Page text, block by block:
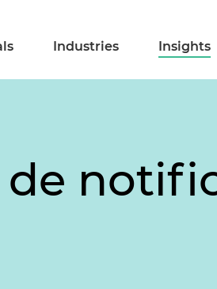
Industries Insights